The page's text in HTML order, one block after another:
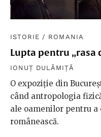
ISTORIE / ROMANIA
Lupta pentru „rasa
IONUȚ DULĂMIȚĂ
O expoziție din
când antropologia
ale oamenilor pentru
românească.